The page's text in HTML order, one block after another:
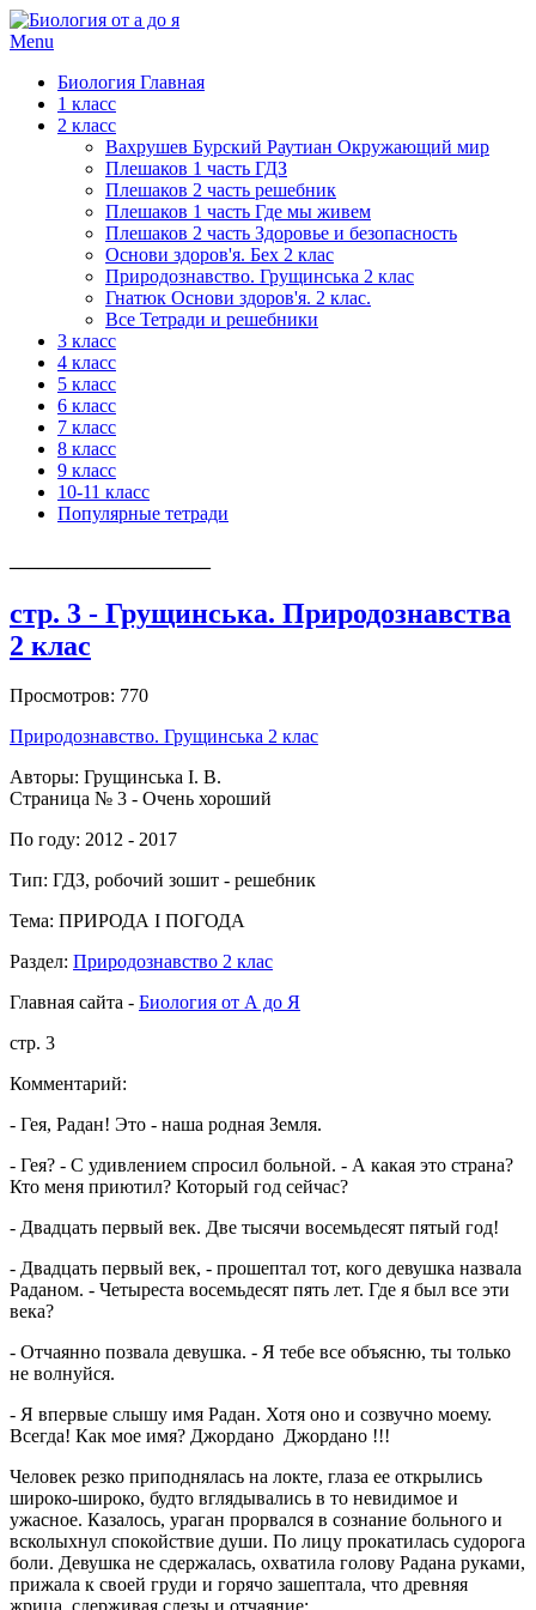
Menu
Биология Главная
1 класс
2 класс
Вахрушев Бурский Раутиан Окружающий мир
Плешаков 1 часть ГДЗ
Плешаков 2 часть решебник
Плешаков 1 часть Где мы живем
Плешаков 2 часть Здоровье и безопасность
Основи здоров'я. Бех 2 клас
Природознавство. Грущинська 2 клас
Гнатюк Основи здоров'я. 2 клас.
Все Тетради и решебники
3 класс
4 класс
5 класс
6 класс
7 класс
8 класс
9 класс
10-11 класс
Популярные тетради
стр. 3 - Грущинська. Природознавства
2 клас
Просмотров: 770
Природознавство. Грущинська 2 клас
Авторы: Грущинська І. В.
Страница № 3 - Очень хороший
По году: 2012 - 2017
Тип: ГДЗ, робочий зошит - решебник
Тема: ПРИРОДА І ПОГОДА
Раздел: Природознавство 2 клас
Главная сайта - Биология от А до Я
стр. 3
Комментарий:
- Гея, Радан! Это - наша родная Земля.
- Гея? - С удивлением спросил больной. - А какая это страна?
Кто меня приютил? Который год сейчас?
- Двадцать первый век. Две тысячи восемьдесят пятый год!
- Двадцать первый век, - прошептал тот, кого девушка назвала
Раданом. - Четыреста восемьдесят пять лет. Где я был все эти
века?
- Отчаянно позвала девушка. - Я тебе все объясню, ты только
не волнуйся.
- Я впервые слышу имя Радан. Хотя оно и созвучно моему.
Всегда! Как мое имя? Джордано Джордано !!!
Человек резко приподнялась на локте, глаза ее открылись
широко-широко, будто вглядывались в то невидимое и
ужасное. Казалось, ураган прорвался в сознание больного и
всколыхнул спокойствие души. По лицу прокатилась судорога
боли. Девушка не сдержалась, охватила голову Радана руками,
прижала к своей груди и горячо зашептала, что древняя